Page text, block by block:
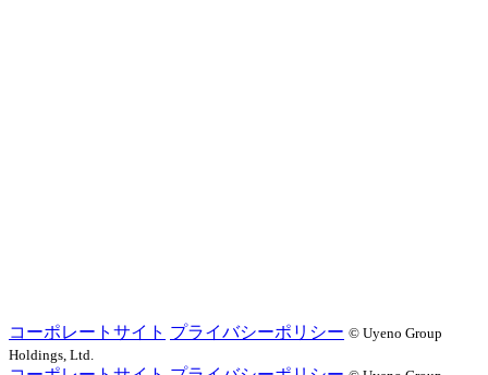
コーポレートサイト プライバシーポリシー ©️ Uyeno Group
Holdings, Ltd.